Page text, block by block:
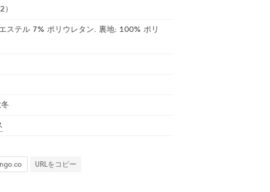
ステル 7% ポリウレタン. 裏地: 100% ポリ
URLをコピー